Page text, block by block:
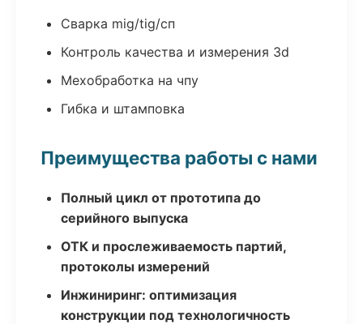
Сварка mig/tig/сп
Контроль качества и измерения 3d
Мехобработка на чпу
Гибка и штамповка
Преимущества работы с нами
Полный цикл от прототипа до
серийного выпуска
ОТК и прослеживаемость партий,
протоколы измерений
Инжиниринг: оптимизация
конструкции под технологичность